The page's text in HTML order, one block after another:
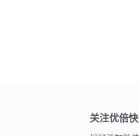
关注优倍快